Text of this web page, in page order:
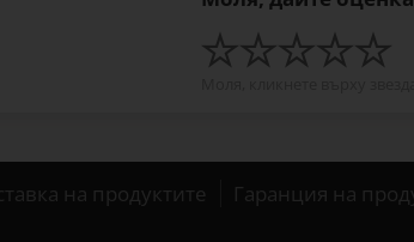
на продуктите Гаранция на